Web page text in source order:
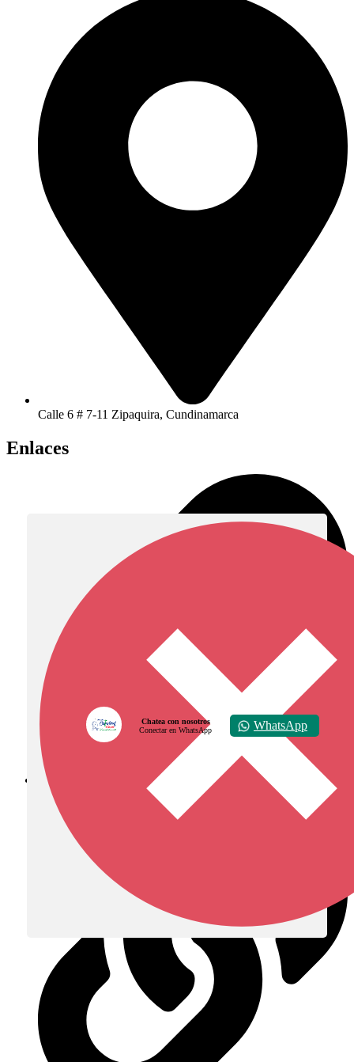
Calle 6 # 7-11 Zipaquira, Cundinamarca
Enlaces
Diócesis de Zipaquirá
Chatea con nosotros
Conectar en WhatsApp
WhatsApp